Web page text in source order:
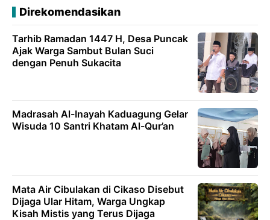
Direkomendasikan
Tarhib Ramadan 1447 H, Desa Puncak
Ajak Warga Sambut Bulan Suci
dengan Penuh Sukacita
Madrasah Al-Inayah Kaduagung Gelar
Wisuda 10 Santri Khatam Al-Qur’an
Mata Air Cibulakan di Cikaso Disebut
Dijaga Ular Hitam, Warga Ungkap
Kisah Mistis yang Terus Dijaga